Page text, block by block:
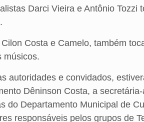
Darci Vieira e Antônio Tozzi
Costa e Camelo, também
músicos.
autoridades e convidados,
Dêninson Costa, a
do Departamento Municipal de
responsáveis pelos grupos de